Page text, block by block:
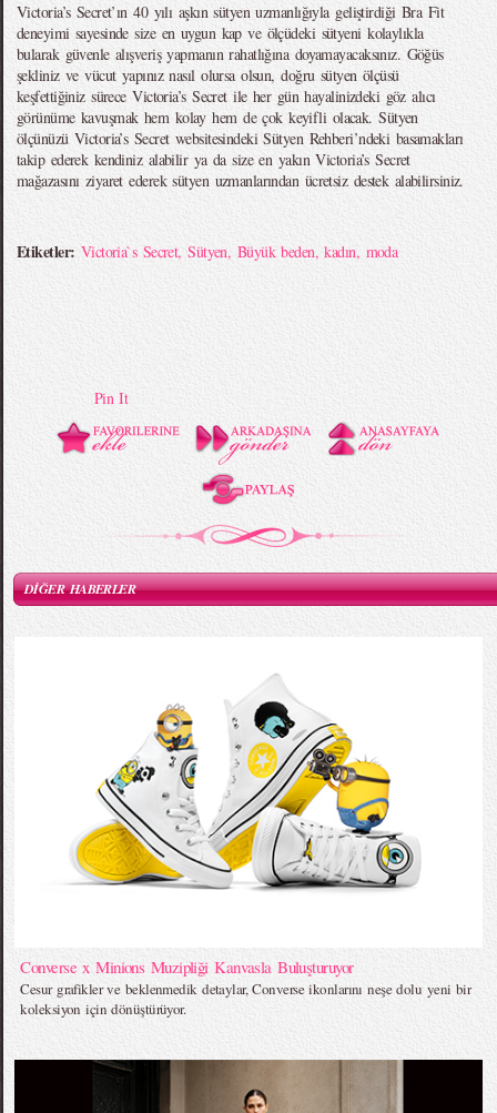
Victoria’s Secret’ın 40 yılı aşkın sütyen uzmanlığıyla geliştirdiği Bra Fit
deneyimi sayesinde size en uygun kap ve ölçüdeki sütyeni kolaylıkla
bularak güvenle alışveriş yapmanın rahatlığına doyamayacaksınız. Göğüs
şekliniz ve vücut yapınız nasıl olursa olsun, doğru sütyen ölçüsü
keşfettiğiniz sürece Victoria’s Secret ile her gün hayalinizdeki göz alıcı
görünüme kavuşmak hem kolay hem de çok keyifli olacak. Sütyen
ölçünüzü Victoria’s Secret websitesindeki Sütyen Rehberi’ndeki basamakları
takip ederek kendiniz alabilir ya da size en yakın Victoria’s Secret
mağazasını ziyaret ederek sütyen uzmanlarından ücretsiz destek alabilirsiniz.
Etiketler: Victoria`s Secret,Sütyen, Büyük beden,kadın, moda
Pin It
DİĞER HABERLER
Converse x Minions Muzipliği Kanvasla Buluşturuyor
Cesur grafikler ve beklenmedik detaylar, Converse ikonlarını neşe dolu yeni bir
koleksiyon için dönüştürüyor.